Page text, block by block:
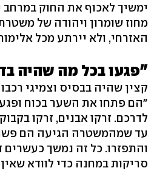
ימשיך לאכוף את החוק במרחב
מחוז שומרון ויהודה של
האזרחי, ולא יירתע מכל
"פגעו בכל מה שהיה
"הם פתחו את השער בכוח
לדרכם. זרקו אבנים, זרקו
עד שמהמשטרה הגיעה הם
והתפזרו. כל זה נמשך כעשרים
סריקות במחנה כדי לוודא